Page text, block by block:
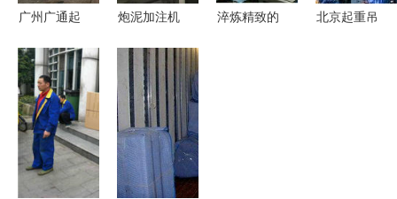
广州广通起
业变革的专
业工厂搬迁
与人工搬运
专家
炮泥加注机
搬运服务的
协同与共存
淬炼精致的
北京起重吊